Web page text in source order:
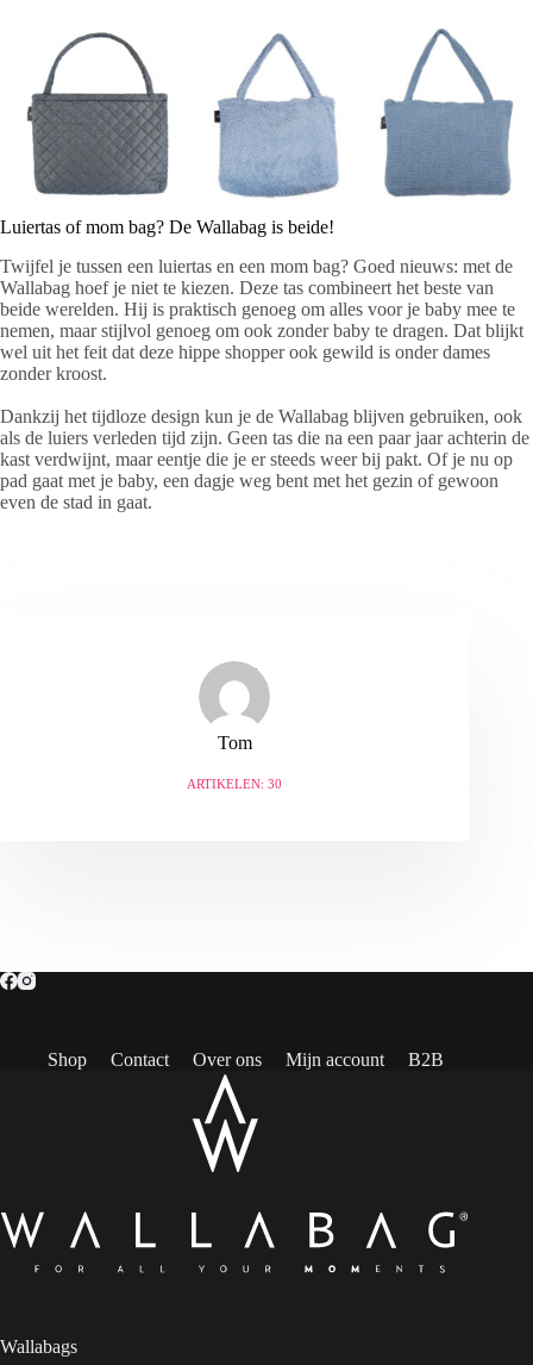
Luiertas of mom bag? De Wallabag is beide!
Twijfel je tussen een luiertas en een mom bag? Goed nieuws: met de
Wallabag hoef je niet te kiezen. Deze tas combineert het beste van
beide werelden. Hij is praktisch genoeg om alles voor je baby mee te
nemen, maar stijlvol genoeg om ook zonder baby te dragen. Dat blijkt
wel uit het feit dat deze hippe shopper ook gewild is onder dames
zonder kroost.
Dankzij het tijdloze design kun je de Wallabag blijven gebruiken, ook
als de luiers verleden tijd zijn. Geen tas die na een paar jaar achterin de
kast verdwijnt, maar eentje die je er steeds weer bij pakt. Of je nu op
pad gaat met je baby, een dagje weg bent met het gezin of gewoon
even de stad in gaat.
Tom
ARTIKELEN: 30
Shop Contact Over ons Mijn account B2B
Wallabags